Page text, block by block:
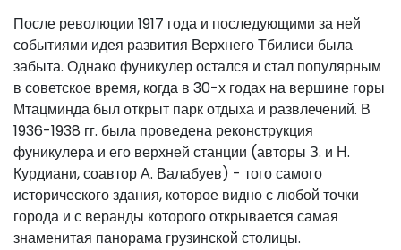
После революции 1917 года и последующими за ней
событиями идея развития Верхнего Тбилиси была
забыта. Однако фуникулер остался и стал популярным
в советское время, когда в 30-х годах на вершине горы
Мтацминда был открыт парк отдыха и развлечений. В
1936-1938 гг. была проведена реконструкция
фуникулера и его верхней станции (авторы З. и Н.
Курдиани, соавтор А. Валабуев) - того самого
исторического здания, которое видно с любой точки
города и с веранды которого открывается самая
знаменитая панорама грузинской столицы.